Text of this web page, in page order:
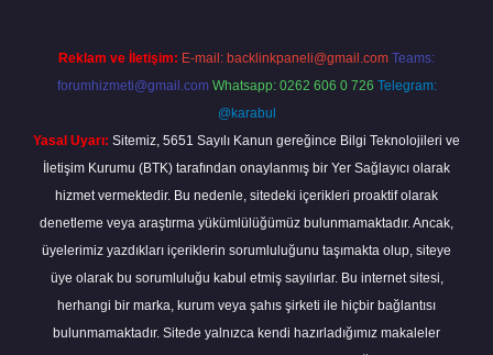
Reklam ve İletişim: E-mail: backlinkpaneli@gmail.com Teams:
forumhizmeti@gmail.com Whatsapp: 0262 606 0 726 Telegram:
@karabul
Yasal Uyarı: Sitemiz, 5651 Sayılı Kanun gereğince Bilgi Teknolojileri ve
İletişim Kurumu (BTK) tarafından onaylanmış bir Yer Sağlayıcı olarak
hizmet vermektedir. Bu nedenle, sitedeki içerikleri proaktif olarak
denetleme veya araştırma yükümlülüğümüz bulunmamaktadır. Ancak,
üyelerimiz yazdıkları içeriklerin sorumluluğunu taşımakta olup, siteye
üye olarak bu sorumluluğu kabul etmiş sayılırlar. Bu internet sitesi,
herhangi bir marka, kurum veya şahıs şirketi ile hiçbir bağlantısı
bulunmamaktadır. Sitede yalnızca kendi hazırladığımız makaleler